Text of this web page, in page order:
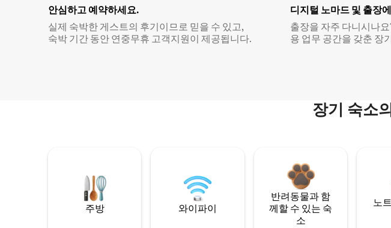
안심하고 예약하세요.
실제 숙박한 게스트의 후기이므로 믿을 수 있고,
숙박 기간 동안 연중무휴 고객지원이 제공됩니다.
디지털 노마드 및 출장
출장을 자주 다니시나
용 업무 공간을 갖춘 장
장기 숙소
주방 와이파이
반려동물과 함
께할 수 있는 숙
소
노